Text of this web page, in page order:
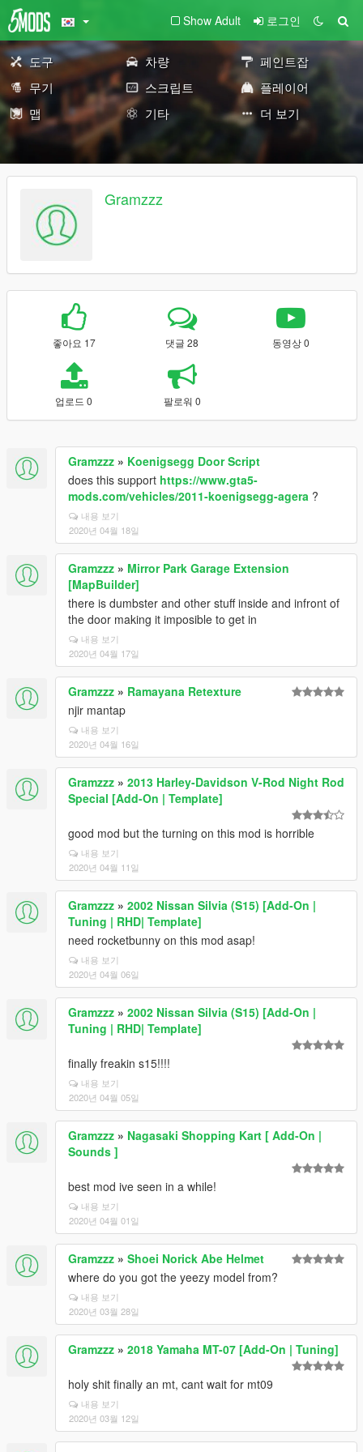
Show Adult 로그인
도구 차량
페인트잡
무기
스크립트
플레이어
맵
기타 더 보기
Gramzzz
좋아요 17 댓글 28 동영상 0
업로드 0 팔로워 0
Gramzzz » Koenigsegg Door Script
does this support https://www.gta5-
mods.com/vehicles/2011-koenigsegg-agera ?
내용 보기
2020년 04월 18일
Gramzzz » Mirror Park Garage Extension
[MapBuilder]
there is dumbster and other stuff inside and infront of
the door making it imposible to get in
내용 보기
2020년 04월 17일
Gramzzz » Ramayana Retexture
njir mantap
내용 보기
2020년 04월 16일
Gramzzz » 2013 Harley-Davidson V-Rod Night Rod
Special [Add-On | Template]
good mod but the turning on this mod is horrible
내용 보기
2020년 04월 11일
Gramzzz » 2002 Nissan Silvia (S15) [Add-On |
Tuning | RHD| Template]
need rocketbunny on this mod asap!
내용 보기
2020년 04월 06일
Gramzzz » 2002 Nissan Silvia (S15) [Add-On |
Tuning | RHD| Template]
finally freakin s15!!!!
내용 보기
2020년 04월 05일
Gramzzz » Nagasaki Shopping Kart [ Add-On |
Sounds ]
best mod ive seen in a while!
내용 보기
2020년 04월 01일
Gramzzz » Shoei Norick Abe Helmet
where do you got the yeezy model from?
내용 보기
2020년 03월 28일
Gramzzz » 2018 Yamaha MT-07 [Add-On | Tuning]
holy shit finally an mt, cant wait for mt09
내용 보기
2020년 03월 12일